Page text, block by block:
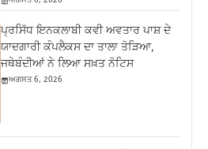
ਪ੍ਰਸਿੱਧ ਇਨਕਲਾਬੀ ਕਵੀ ਅਵਤਾਰ ਪਾਸ਼ ਦੇ
ਯਾਦਗਾਰੀ ਕੰਪਲੈਕਸ ਦਾ ਤਾਲਾ ਤੋੜਿਆ,
ਜਥੇਬੰਦੀਆਂ ਨੇ ਲਿਆ ਸਖ਼ਤ ਨੋਟਿਸ
ਅਗਸਤ 6, 2026